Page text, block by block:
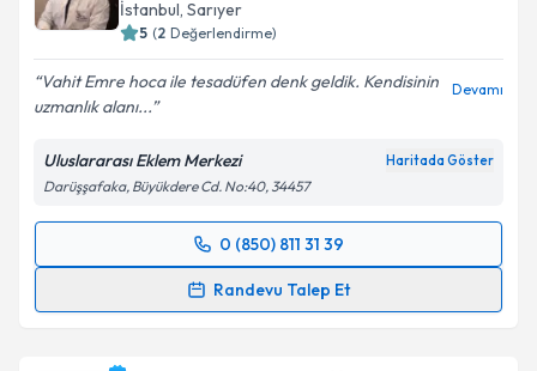
İstanbul, Sarıyer
5 (2 Değerlendirme)
Vahit Emre hoca ile tesadüfen denk geldik. Kendisinin
uzmanlık alanı...
Devamı
Uluslararası Eklem Merkezi Haritada Göster
Darüşşafaka, Büyükdere Cd. No:40, 34457
0 (850) 811 31 39
Randevu Talep Et
Randevu Takvimi Talebi